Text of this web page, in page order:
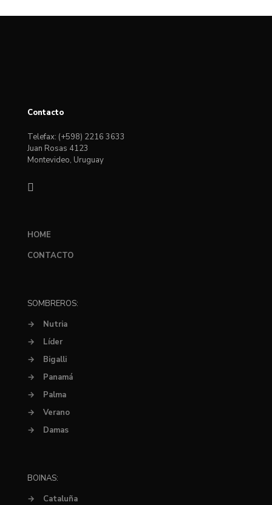
Contacto
Telefax: (+598) 2216 3633
Juan Rosas 4123
Montevideo, Uruguay
HOME
CONTACTO
SOMBREROS:
→
Nutria
→
Líder
→
Bigalli
→
Panamá
→
Palma
→
Verano
→
Damas
BOINAS:
→
Cataluña